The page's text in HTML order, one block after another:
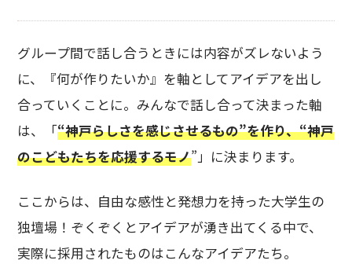
グループ間で話し合うときには内容がズレないよう
に、『何が作りたいか』を軸としてアイデアを出し
合っていくことに。みんなで話し合って決まった軸
は、「“神戸らしさを感じさせるもの”を作り、“神戸
のこどもたちを応援するモノ”」に決まります。
ここからは、自由な感性と発想力を持った大学生の
独壇場！ぞくぞくとアイデアが湧き出てくる中で、
実際に採用されたものはこんなアイデアたち。